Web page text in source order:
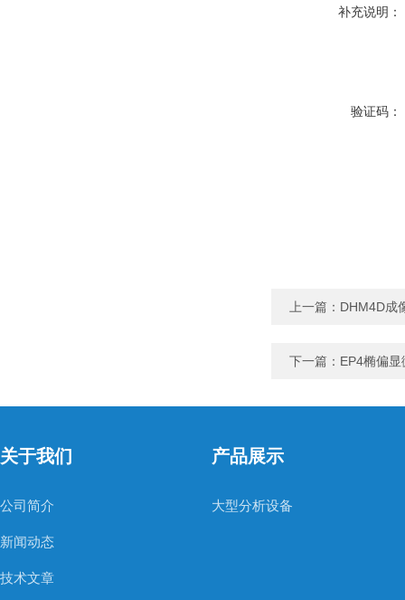
补充说明：
验证码：
上一篇： DHM4D成
下一篇： EP4椭偏显
关于我们
公司简介
新闻动态
技术文章
产品展示
大型分析设备